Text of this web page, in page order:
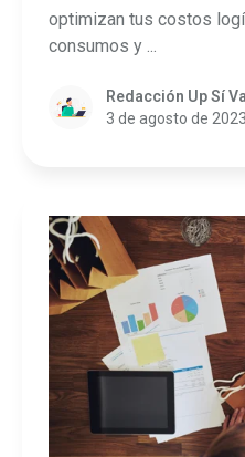
optimizan tus costos
consumos y ...
Redacción Up Sí
3 de agosto de 2023